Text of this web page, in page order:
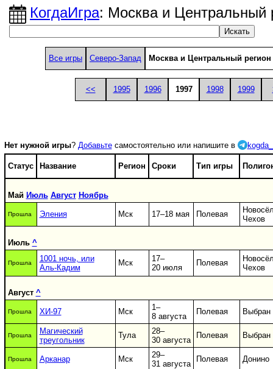
КогдаИгра: Москва и Центральный
Все игры Северо-Запад Москва и Центральный регион
<< 1995 1996 1997 1998 1999
Нет нужной игры? Добавьтесамостоятельно или напишите в
Статус Название Регион Сроки Тип игры
Май Июль Август Ноябрь
Прошла Эления Мск 17–18 мая Полевая
Чехов
Июль ^
Прошла
1001 ночь, или
Аль-Кадим
Мск
17–
20 июля
Полевая
Чехов
Август ^
Прошла ХИ-97 Мск
1–
8 августа
Полевая Выбран
Прошла
Магический
тpеугольник
Тула
28–
30 августа
Полевая Выбран
Прошла Арканар Мск
29–
31 августа
Полевая Донино